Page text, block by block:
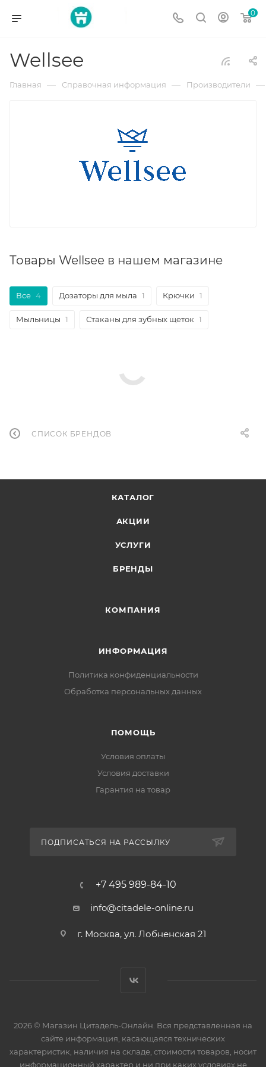
0
Wellsee
Главная — Справочная информация — Производители —
Товары Wellsee в нашем магазине
Все 4 Дозаторы для мыла 1 Крючки 1
Мыльницы 1 Стаканы для зубных щеток 1
СПИСОК БРЕНДОВ
КАТАЛОГ
АКЦИИ
УСЛУГИ
БРЕНДЫ
КОМПАНИЯ
ИНФОРМАЦИЯ
Политика конфиденциальности
Обработка персональных данных
ПОМОЩЬ
Условия оплаты
Условия доставки
Гарантия на товар
ПОДПИСАТЬСЯ НА РАССЫЛКУ
+7 495 989-84-10
info@citadele-online.ru
г. Москва, ул. Лобненская 21
2026 © Магазин Цитадель-Онлайн. Вся представленная на
сайте информация, касающаяся технических
характеристик, наличия на складе, стоимости товаров, носит
информационный характер и ни при каких условиях не